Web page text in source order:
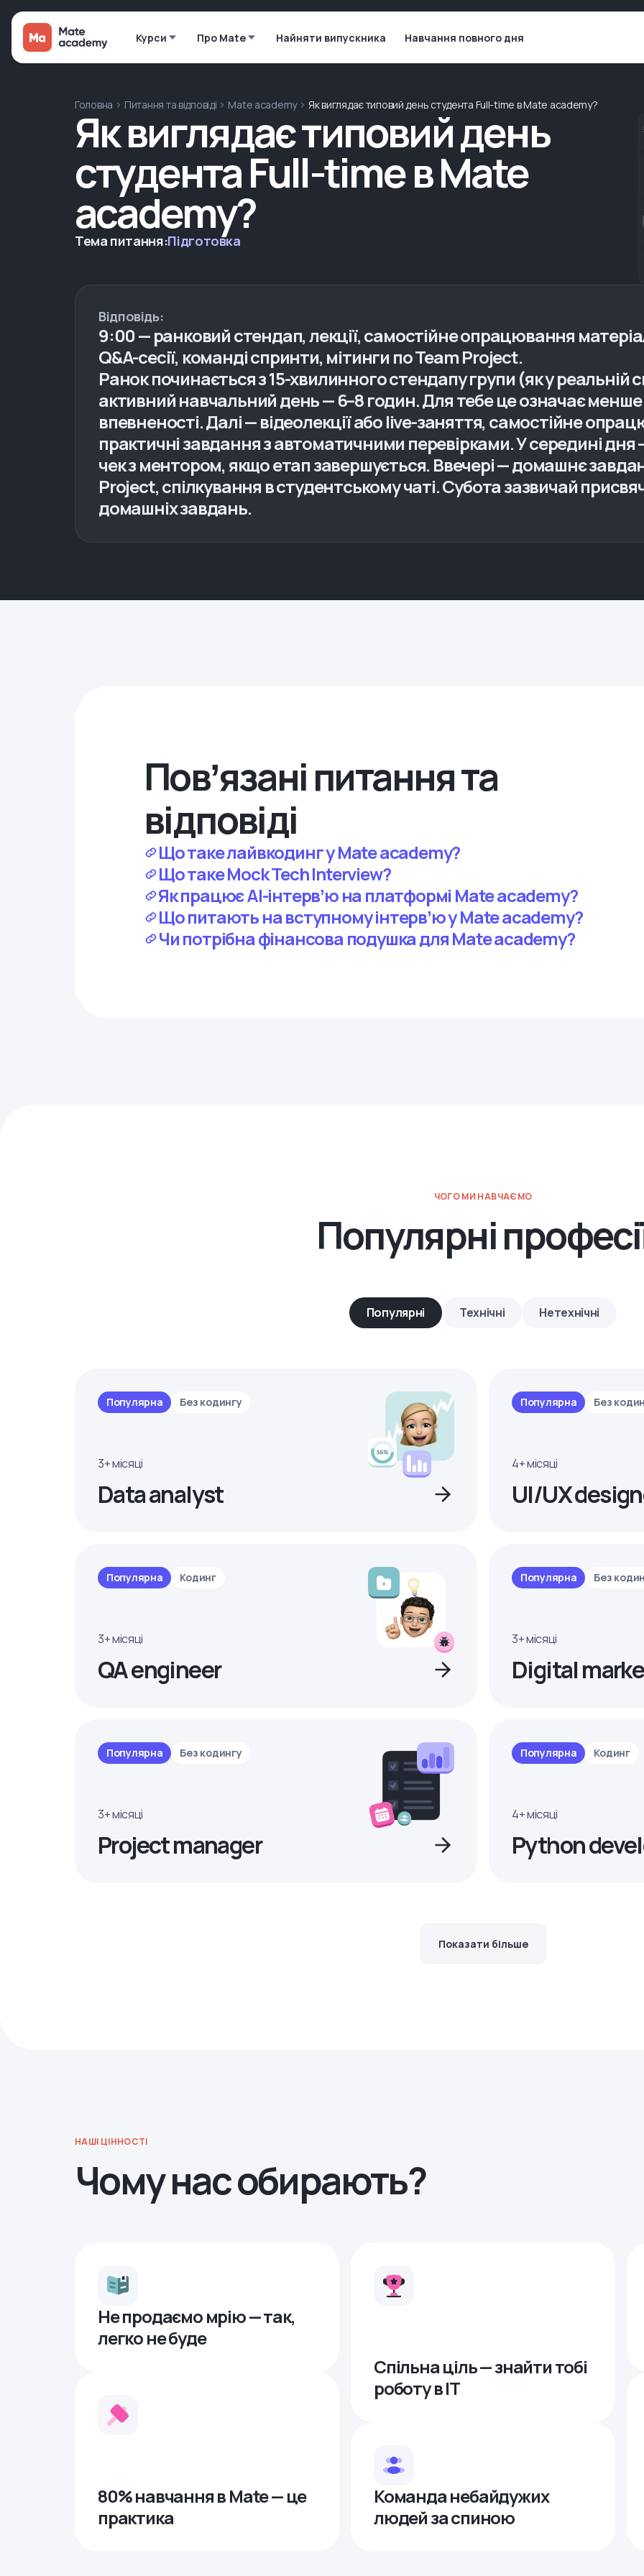
Курси Про Mate Найняти випускника Навчання повного дня
Головна Питання та відповіді Mate academy Як виглядає типовий день студента Full-time в Mate academy?
Як виглядає типовий день
студента Full-time в Mate
academy?
Тема питання:Підготовка
Відповідь:
9:00 — ранковий стендап, лекції, самостійне опрацювання
Q&A-сесії, команді спринти, мітинги по Team Project.
Ранок починається з 15-хвилинного стендапу групи (як у
активний навчальний день — 6–8 годин. Для тебе це означає менше
впевненості. Далі — відеолекції або live-заняття, самостійне
практичні завдання з автоматичними перевірками. У середині дня
чек з ментором, якщо етап завершується. Ввечері — домашнє
Project, спілкування в студентському чаті. Субота зазвичай
домашніх завдань.
Повʼязані питання та
відповіді
Що таке лайвкодинг у Mate academy?
Що таке Mock Tech Interview?
Як працює AI-інтервʼю на платформі Mate academy?
Що питають на вступному інтервʼю у Mate academy?
Чи потрібна фінансова подушка для Mate academy?
ЧОГО МИ НАВЧАЄМО
Популярні
Популярні Технічні Нетехнічні
Популярна Без кодингу
3+ місяці
Data analyst
Популярна Без
4+ місяці
UI/UX
Популярна Кодинг
3+ місяці
QA engineer
Популярна Без
3+ місяці
Digital
Популярна Без кодингу
3+ місяці
Project manager
Популярна Кодинг
4+ місяці
Python
Показати більше
НАШІ ЦІННОСТІ
Чому нас обирають?
Не продаємо мрію — так,
легко не буде
80% навчання в Mate — це
практика
Спільна ціль — знайти тобі
роботу в ІТ
Команда небайдужих
людей за спиною